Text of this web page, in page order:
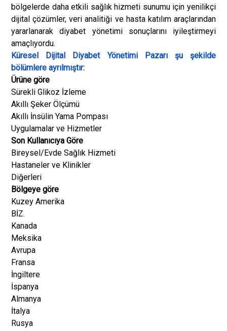
bölgelerde daha etkili sağlık hizmeti sunumu için yenilikçi
dijital çözümler, veri analitiği ve hasta katılım araçlarından
yararlanarak diyabet yönetimi sonuçlarını iyileştirmeyi
amaçlıyordu.
Küresel Dijital Diyabet Yönetimi Pazarı şu şekilde
bölümlere ayrılmıştır:
Ürüne göre
Sürekli Glikoz İzleme
Akıllı Şeker Ölçümü
Akıllı İnsülin Yama Pompası
Uygulamalar ve Hizmetler
Son Kullanıcıya Göre
Bireysel/Evde Sağlık Hizmeti
Hastaneler ve Klinikler
Diğerleri
Bölgeye göre
Kuzey Amerika
BİZ.
Kanada
Meksika
Avrupa
Fransa
İngiltere
İspanya
Almanya
İtalya
Rusya